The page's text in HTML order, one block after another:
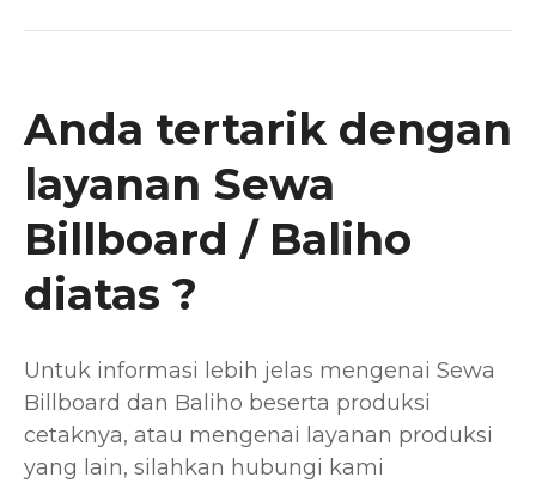
Anda tertarik dengan
layanan Sewa
Billboard / Baliho
diatas ?
Untuk informasi lebih jelas mengenai Sewa
Billboard dan Baliho beserta produksi
cetaknya, atau mengenai layanan produksi
yang lain, silahkan hubungi kami